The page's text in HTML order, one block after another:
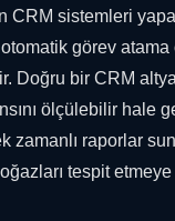
CRM sistemleri
görev
Doğru bir CRM
ölçülebilir hale
zamanlı raporlar
tespit etmeye